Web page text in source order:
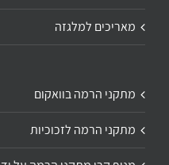
מאריכים למלגזה
מתקני הרמה בוואקום
מתקני הרמה לזכוכיות